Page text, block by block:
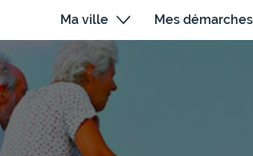
Ma ville Mes démarches